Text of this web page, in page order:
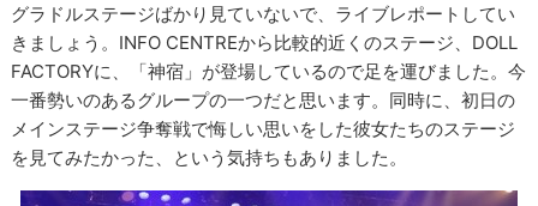
グラドルステージばかり見ていないで、ライブレポートしてい
きましょう。INFO CENTREから比較的近くのステージ、DOLL
FACTORYに、「神宿」が登場しているので足を運びました。今
一番勢いのあるグループの一つだと思います。同時に、初日の
メインステージ争奪戦で悔しい思いをした彼女たちのステージ
を見てみたかった、という気持ちもありました。